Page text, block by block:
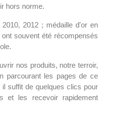
hors norme.
2012 ; médaille d'or en
souvent été récompensés
nos produits, notre terroir,
parcourant les pages de ce
suffit de quelques clics pour
et les recevoir rapidement